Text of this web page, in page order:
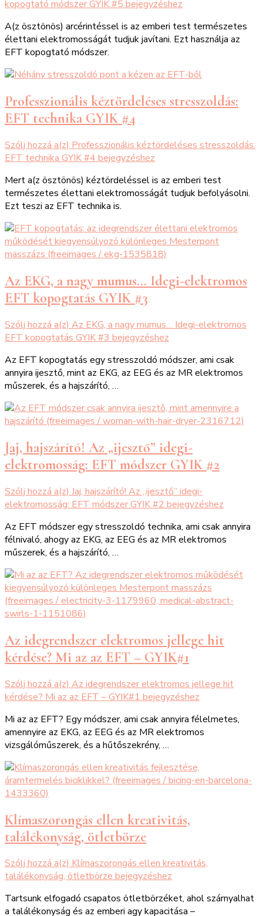
kopogtató módszer GYIK #5 bejegyzéshez
A(z ösztönös) arcérintéssel is az emberi test természetes
élettani elektromosságát tudjuk javítani. Ezt használja az
EFT kopogtató módszer.
Professzionális kéztördeléses stresszoldás:
EFT technika GYIK #4
Szólj hozzá a(z) Professzionális kéztördeléses stresszoldás:
EFT technika GYIK #4 bejegyzéshez
Mert a(z ösztönös) kéztördeléssel is az emberi test
természetes élettani elektromosságát tudjuk befolyásolni.
Ezt teszi az EFT technika is.
Az EKG, a nagy mumus… Idegi-elektromos
EFT kopogtatás GYIK #3
Szólj hozzá a(z) Az EKG, a nagy mumus… Idegi-elektromos
EFT kopogtatás GYIK #3 bejegyzéshez
Az EFT kopogtatás egy stresszoldó módszer, ami csak
annyira ijesztő, mint az EKG, az EEG és az MR elektromos
műszerek, és a hajszárító, …
Jaj, hajszárító! Az „ijesztő” idegi-
elektromosság: EFT módszer GYIK #2
Szólj hozzá a(z) Jaj, hajszárító! Az „ijesztő” idegi-
elektromosság: EFT módszer GYIK #2 bejegyzéshez
Az EFT módszer egy stresszoldó technika, ami csak annyira
félnivaló, ahogy az EKG, az EEG és az MR elektromos
műszerek, és a hajszárító, …
Az idegrendszer elektromos jellege hit
kérdése? Mi az az EFT – GYIK#1
Szólj hozzá a(z) Az idegrendszer elektromos jellege hit
kérdése? Mi az az EFT – GYIK#1 bejegyzéshez
Mi az az EFT? Egy módszer, ami csak annyira félelmetes,
amennyire az EKG, az EEG és az MR elektromos
vizsgálóműszerek, és a hűtőszekrény, …
Klímaszorongás ellen kreativitás,
találékonyság, ötletbörze
Szólj hozzá a(z)Klímaszorongás ellen kreativitás,
találékonyság, ötletbörzebejegyzéshez
Tartsunk elfogadó csapatos ötletbörzéket, ahol szárnyalhat
a találékonyság és az emberi agy kapacitása –